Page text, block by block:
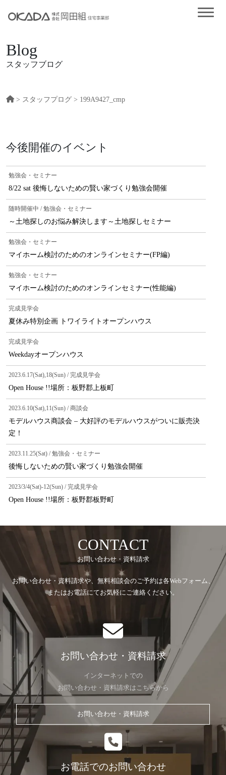
Blog
スタッフブログ
> スタッフプログ > 199A9427_cmp
今後開催のイベント
勉強会・セミナー
8/22 sat 後悔しないための賢い家づくり勉強会開催
随時開催中 / 勉強会・セミナー
～土地探しのお悩み解決します～土地探しセミナー
勉強会・セミナー
マイホーム検討のためのオンラインセミナー(FP編)
勉強会・セミナー
マイホーム検討のためのオンラインセミナー(性能編)
完成見学会
夏休み特別企画 トワイライトオープンハウス
完成見学会
Weekdayオープンハウス
2023.6.17(Sat),18(Sun) / 完成見学会
Open House !!場所：板野郡上板町
2023.6.10(Sat),11(Sun) / 商談会
モデルハウス商談会 – 大好評のモデルハウスがついに販売決
定！
2023.11.25(Sat) / 勉強会・セミナー
後悔しないための賢い家づくり勉強会開催
2023/3/4(Sat)-12(Sun) / 完成見学会
Open House !!場所：板野郡板野町
CONTACT
お問い合わせ・資料請求
お問い合わせ・資料請求や、無料相談会のご予約は各Webフォーム、
またはお電話にてお気軽にご連絡ください。
お問い合わせ・資料請求
インターネットでの
お問い合わせ・資料請求はこちらから
お問い合わせ・資料請求
お電話でのお問い合わせ